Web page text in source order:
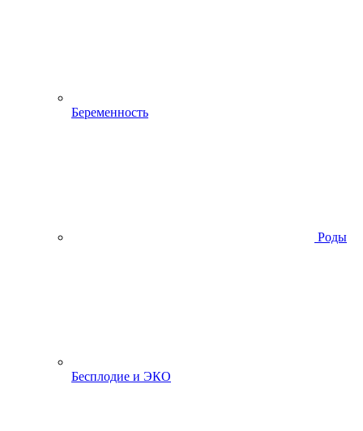
Беременность
Роды
Бесплодие и ЭКО